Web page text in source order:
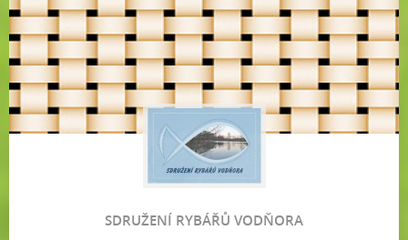
SDRUŽENÍ RYBÁŘŮ VODŇORA